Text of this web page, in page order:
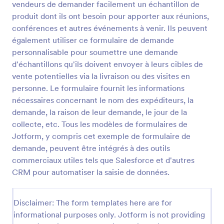
vendeurs de demander facilement un échantillon de
produit dont ils ont besoin pour apporter aux réunions,
conférences et autres événements à venir. Ils peuvent
également utiliser ce formulaire de demande
personnalisable pour soumettre une demande
d'échantillons qu'ils doivent envoyer à leurs cibles de
vente potentielles via la livraison ou des visites en
personne. Le formulaire fournit les informations
nécessaires concernant le nom des expéditeurs, la
demande, la raison de leur demande, le jour de la
collecte, etc. Tous les modèles de formulaires de
Jotform, y compris cet exemple de formulaire de
demande, peuvent être intégrés à des outils
commerciaux utiles tels que Salesforce et d'autres
CRM pour automatiser la saisie de données.
Disclaimer: The form templates here are for
informational purposes only. Jotform is not providing
des visites en personne. Le formulaire fournit les
informations nécessaires concernant le nom des
expéditeurs, la demande, la raison de leur demande,
le jour de la collecte, etc. Tous les modèles de
formulaires de Jotform, y compris cet exemple de
formulaire de demande, peuvent être intégrés à des
outils commerciaux utiles tels que Salesforce et
d'autres CRM pour automatiser la saisie de données.
Prévisualiser
À propos des Modèles de demande de bon
de commande
Les modèles de formulaires de bon de commande
sont des formulaires spécialisés conçus pour simplifier
le processus de demande, d'approbation et de suivi
des demandes d'achats au sein des organisations. Ces
externes de demander officiellement l'achat de biens
ou de services. En saisissant des informations
essentielles telles que la description des articles, les